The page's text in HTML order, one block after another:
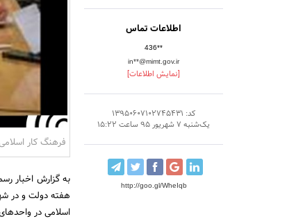
اطلاعات تماس
436**
in**@mimt.gov.ir
[نمایش اطلاعات]
کد: 13950607102745431
یک‌شنبه 7 شهریور 95 ساعت 15:22
http://goo.gl/WheIqb
فرهنگ کار
به گزارش اخبار
هفته دولت و در
اسلامی در